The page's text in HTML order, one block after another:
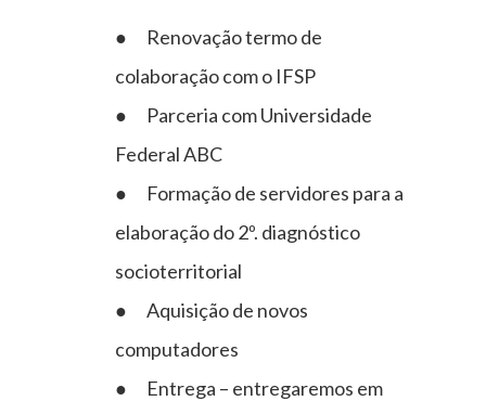
● Renovação termo de
colaboração com o IFSP
● Parceria com Universidade
Federal ABC
● Formação de servidores para a
elaboração do 2º. diagnóstico
socioterritorial
● Aquisição de novos
computadores
● Entrega – entregaremos em